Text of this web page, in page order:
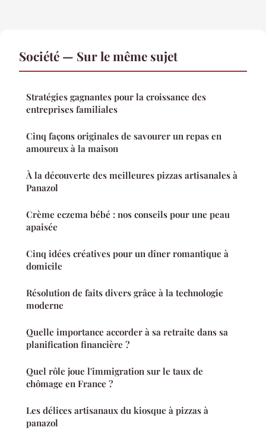
Société — Sur le même sujet
Stratégies gagnantes pour la croissance des
entreprises familiales
Cinq façons originales de savourer un repas en
amoureux à la maison
À la découverte des meilleures pizzas artisanales à
Panazol
Crème eczema bébé : nos conseils pour une peau
apaisée
Cinq idées créatives pour un dîner romantique à
domicile
Résolution de faits divers grâce à la technologie
moderne
Quelle importance accorder à sa retraite dans sa
planification financière ?
Quel rôle joue l'immigration sur le taux de
chômage en France ?
Les délices artisanaux du kiosque à pizzas à
panazol